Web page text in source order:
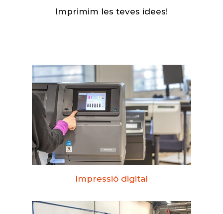
Imprimim les teves idees!
Impressió digital